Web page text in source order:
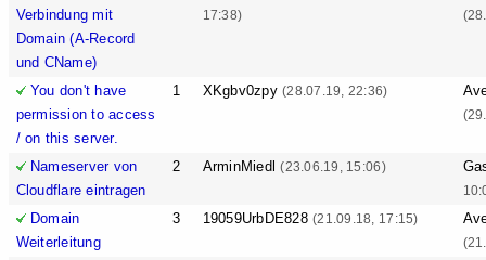
Verbindung mit
Domain (A-Record
und CName)
17:38)
You don't have
permission to access
/ on this server.
1 XKgbv0zpy(28.07.19, 22:36)
Nameserver von
Cloudflare eintragen
2 ArminMiedl(23.06.19, 15:06)
Domain
Weiterleitung
3 19059UrbDE828(21.09.18, 17:15)